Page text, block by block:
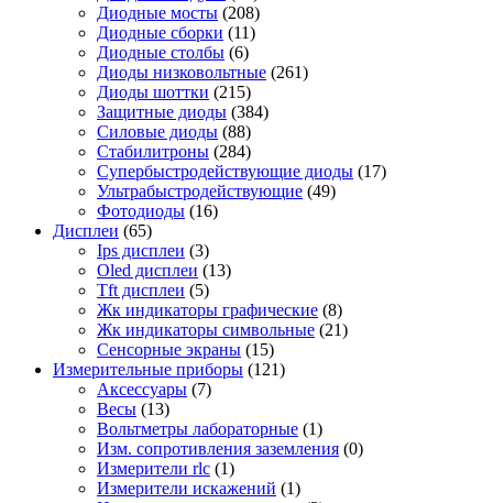
Диодные мосты (208)
Диодные сборки (11)
Диодные столбы (6)
Диоды низковольтные (261)
Диоды шоттки (215)
Защитные диоды (384)
Силовые диоды (88)
Стабилитроны (284)
Супербыстродействующие диоды (17)
Ультрабыстродействующие (49)
Фотодиоды (16)
Дисплеи (65)
Ips дисплеи (3)
Oled дисплеи (13)
Tft дисплеи (5)
Жк индикаторы графические (8)
Жк индикаторы символьные (21)
Сенсорные экраны (15)
Измерительные приборы (121)
Аксессуары (7)
Весы (13)
Вольтметры лабораторные (1)
Изм. сопротивления заземления (0)
Измерители rlc (1)
Измерители искажений (1)